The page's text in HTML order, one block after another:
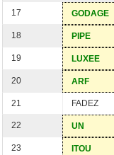
17 GODAGE
18 PIPE
19 LUXEE
20 ARF
21 FADEZ
22 UN
23 ITOU